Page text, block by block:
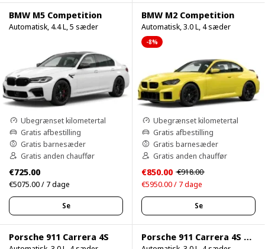
BMW M5 Competition
Automatisk, 4.4 L, 5 sæder
Ubegrænset kilometertal
Gratis afbestilling
Gratis barnesæder
Gratis anden chauffør
€725.00
€5075.00 / 7 dage
Se
BMW M2 Competition
Automatisk, 3.0 L, 4 sæder
-8%
Ubegrænset kilometertal
Gratis afbestilling
Gratis barnesæder
Gratis anden chauffør
€850.00 €918.00
€5950.00 / 7 dage
Se
Porsche 911 Carrera 4S Porsche 911 Carrera 4S 750HP